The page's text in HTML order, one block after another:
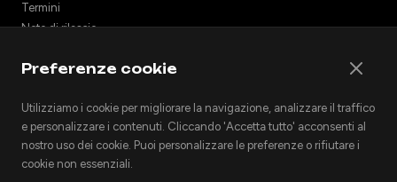
Termini
Note di rilascio
API
Preferenze cookie
Utilizziamo i cookie per migliorare la navigazione, analizzare il traffico
e personalizzare i contenuti. Cliccando 'Accetta tutto' acconsenti al
nostro uso dei cookie. Puoi personalizzare le preferenze o rifiutare i
cookie non essenziali.